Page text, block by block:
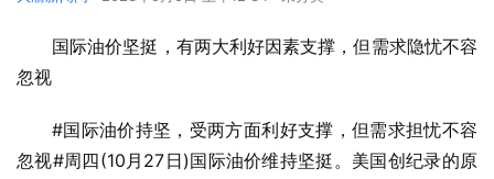
国际油价坚挺，有两大利好因素支撑，但需求隐忧不容
忽视
#国际油价持坚，受两方面利好支撑，但需求担忧不容
忽视#周四(10月27日)国际油价维持坚挺。美国创纪录的原